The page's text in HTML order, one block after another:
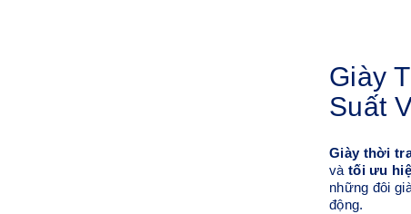
Giày
Suất
Giày thời
và tối ưu
những đôi
động.